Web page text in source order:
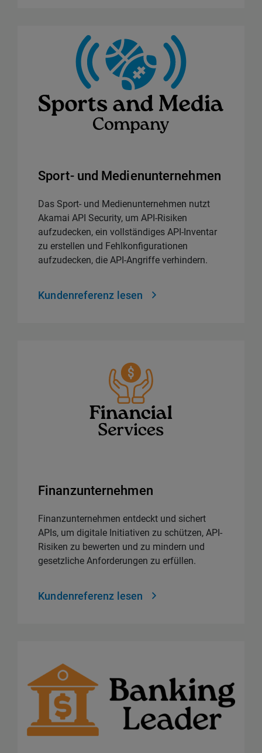
Sport- und Medienunternehmen
Das Sport- und Medienunternehmen nutzt
Akamai API Security, um API-Risiken
aufzudecken, ein vollständiges API-Inventar
zu erstellen und Fehlkonfigurationen
aufzudecken, die API-Angriffe verhindern.
Kundenreferenz lesen
Finanzunternehmen
Finanzunternehmen entdeckt und sichert
APIs, um digitale Initiativen zu schützen, API-
Risiken zu bewerten und zu mindern und
gesetzliche Anforderungen zu erfüllen.
Kundenreferenz lesen